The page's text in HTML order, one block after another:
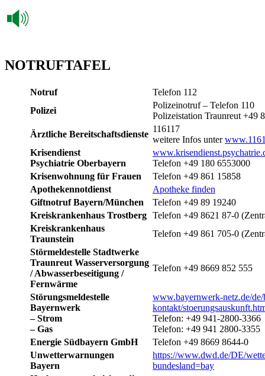
NOTRUFTAFEL
Notruf
Telefon 112
Polizei
Polizeinotruf – Telefon 110
Polizeistation Traunreut +49
Ärztliche Bereitschaftsdienste
116117
weitere Infos unter
Krisendienst
Psychiatrie Oberbayern
Telefon +49 180 6553000
Krisenwohnung für Frauen
Telefon +49 861 15858
Apothekennotdienst
Apotheke finden
Giftnotruf Bayern/München
Telefon +49 89 19240
Kreiskrankenhaus Trostberg Telefon +49 8621 87-0
Kreiskrankenhaus
Traunstein
Telefon +49 861 705-0
Störmeldestelle Stadtwerke
Traunreut Wasserversorgung
/ Abwasserbeseitigung /
Fernwärme
Telefon +49 8669 852 555
Störungsmeldestelle
Bayernwerk
– Strom
– Gas
www.bayernwerk-netz.de/
kontakt/
Telefon: +49 941-2800-3366
Telefon: +49 941 2800-3355
Energie Südbayern GmbH
Telefon +49 8669 8644-0
Unwetterwarnungen
Bayern
https://www.dwd.de/DE/
bundesland=bay